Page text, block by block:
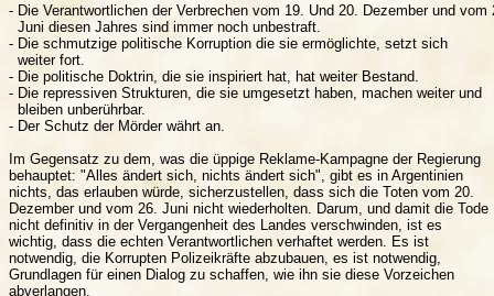
- Die Verantwortlichen der Verbrechen vom 19. Und 20. Dezember und vom
  Juni diesen Jahres sind immer noch unbestraft.
- Die schmutzige politische Korruption die sie ermöglichte, setzt sich
  weiter fort.
- Die politische Doktrin, die sie inspiriert hat, hat weiter Bestand.
- Die repressiven Strukturen, die sie umgesetzt haben, machen weiter und
  bleiben unberührbar.
- Der Schutz der Mörder währt an.
Im Gegensatz zu dem, was die üppige Reklame-Kampagne der Regierung
behauptet: "Alles ändert sich, nichts ändert sich", gibt es in Argentinien
nichts, das erlauben würde, sicherzustellen, dass sich die Toten vom 20.
Dezember und vom 26. Juni nicht wiederholten. Darum, und damit die Tode
nicht definitiv in der Vergangenheit des Landes verschwinden, ist es
wichtig, dass die echten Verantwortlichen verhaftet werden. Es ist
notwendig, die Korrupten Polizeikräfte abzubauen, es ist notwendig,
Grundlagen für einen Dialog zu schaffen, wie ihn sie diese Vorzeichen
abverlangen.